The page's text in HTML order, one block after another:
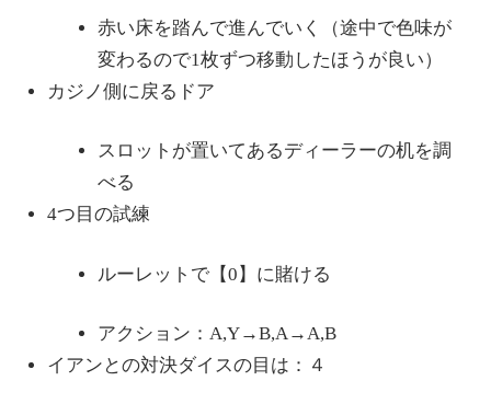
赤い床を踏んで進んでいく（途中で色味が
変わるので1枚ずつ移動したほうが良い）
カジノ側に戻るドア
スロットが置いてあるディーラーの机を調
べる
4つ目の試練
ルーレットで【0】に賭ける
アクション：A,Y→B,A→A,B
イアンとの対決ダイスの目は：４